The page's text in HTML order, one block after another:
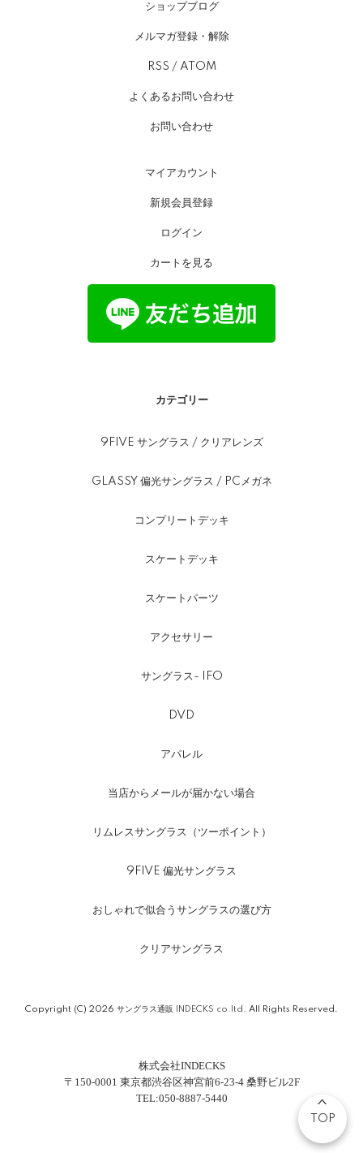
ショップブログ
メルマガ登録・解除
RSS / ATOM
よくあるお問い合わせ
お問い合わせ
マイアカウント
新規会員登録
ログイン
カートを見る
カテゴリー
9FIVE サングラス / クリアレンズ
GLASSY 偏光サングラス / PCメガネ
コンプリートデッキ
スケートデッキ
スケートパーツ
アクセサリー
サングラス- IFO
DVD
アパレル
当店からメールが届かない場合
リムレスサングラス（ツーポイント）
9FIVE 偏光サングラス
おしゃれで似合うサングラスの選び方
クリアサングラス
株式会社INDECKS
〒150-0001 東京都渋谷区神宮前6-23-4 桑野ビル2F
TEL:050-8887-5440
Copyright (C) 2026 サングラス通販 INDECKS co.ltd. All Rights Reserved.
TOP